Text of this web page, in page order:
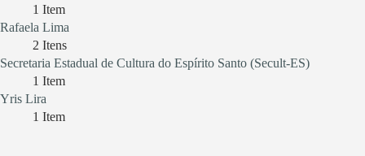
1 Item
Rafaela Lima
2 Itens
Secretaria Estadual de Cultura do Espírito Santo (Secult-ES)
1 Item
Yris Lira
1 Item